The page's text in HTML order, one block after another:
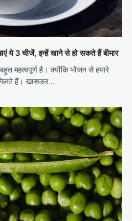
ये 3 चीजें, इन्हें खाने से हो सकते हैं बीमार
महत्वपूर्ण है। क्योंकि भोजन से हमारे
हैं। खासकर…